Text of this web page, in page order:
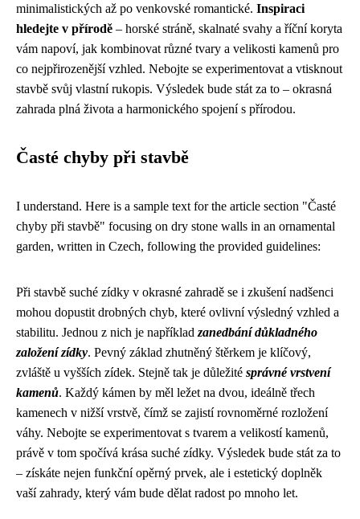
minimalistických až po venkovské romantické. Inspiraci
hledejte v přírodě – horské stráně, skalnaté svahy a říční koryta
vám napoví, jak kombinovat různé tvary a velikosti kamenů pro
co nejpřirozenější vzhled. Nebojte se experimentovat a vtisknout
stavbě svůj vlastní rukopis. Výsledek bude stát za to – okrasná
zahrada plná života a harmonického spojení s přírodou.
Časté chyby při stavbě
I understand. Here is a sample text for the article section "Časté
chyby při stavbě" focusing on dry stone walls in an ornamental
garden, written in Czech, following the provided guidelines:
Při stavbě suché zídky v okrasné zahradě se i zkušení nadšenci
mohou dopustit drobných chyb, které ovlivní výsledný vzhled a
stabilitu. Jednou z nich je například zanedbání důkladného
založení zídky. Pevný základ zhutněný štěrkem je klíčový,
zvláště u vyšších zídek. Stejně tak je důležité správné vrstvení
kamenů. Každý kámen by měl ležet na dvou, ideálně třech
kamenech v nižší vrstvě, čímž se zajistí rovnoměrné rozložení
váhy. Nebojte se experimentovat s tvarem a velikostí kamenů,
právě v tom spočívá krása suché zídky. Výsledek bude stát za to
– získáte nejen funkční opěrný prvek, ale i estetický doplněk
vaší zahrady, který vám bude dělat radost po mnoho let.